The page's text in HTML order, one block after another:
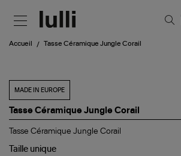
Accueil Tasse Céramique Jungle Corail
MADE IN EUROPE
Tasse Céramique Jungle Corail
Tasse Céramique Jungle Corail
Taille unique